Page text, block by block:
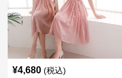
¥4,680 (税込)